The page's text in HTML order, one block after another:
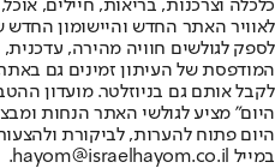
לאוויר האתר החדש והיישומון
לספק לגולשים חוויה מהירה,
המודפסת של העיתון זמינים גם
לקבל אותם גם בניוזלטר. מועדון
היום" מציע לגולשי האתר הנחות
היום פתוח להערות, לביקורת
במייל hayom@israelhayom.co.il.